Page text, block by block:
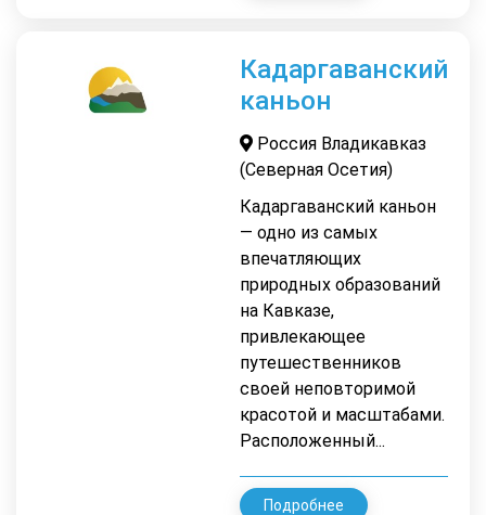
Кадаргаванский
каньон
Россия Владикавказ
(Северная Осетия)
Кадаргаванский каньон
— одно из самых
впечатляющих
природных образований
на Кавказе,
привлекающее
путешественников
своей неповторимой
красотой и масштабами.
Расположенный...
Подробнее